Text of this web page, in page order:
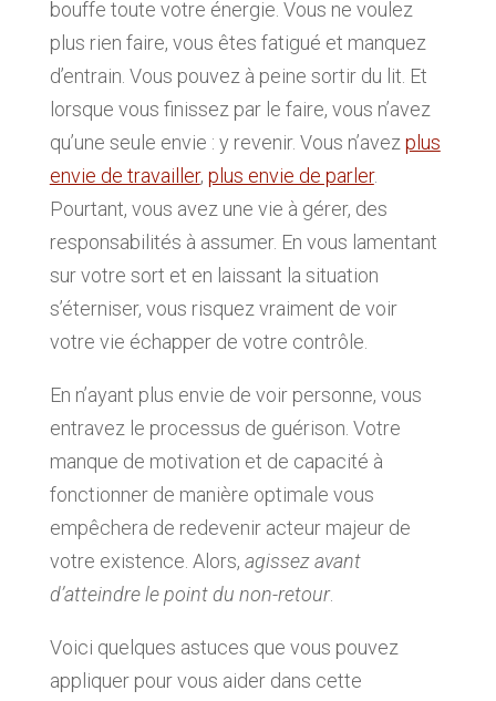
bouffe toute votre énergie. Vous ne voulez
plus rien faire, vous êtes fatigué et manquez
d’entrain. Vous pouvez à peine sortir du lit. Et
lorsque vous finissez par le faire, vous n’avez
qu’une seule envie : y revenir. Vous n’avezplus
envie de travailler, plus envie de parler.
Pourtant, vous avez une vie à gérer, des
responsabilités à assumer. En vous lamentant
sur votre sort et en laissant la situation
s’éterniser, vous risquez vraiment de voir
votre vie échapper de votre contrôle.
En n’ayant plus envie de voir personne, vous
entravez le processus de guérison. Votre
manque de motivation et de capacité à
fonctionner de manière optimale vous
empêchera de redevenir acteur majeur de
votre existence. Alors, agissez avant
d’atteindre le point du non-retour.
Voici quelques astuces que vous pouvez
appliquer pour vous aider dans cette